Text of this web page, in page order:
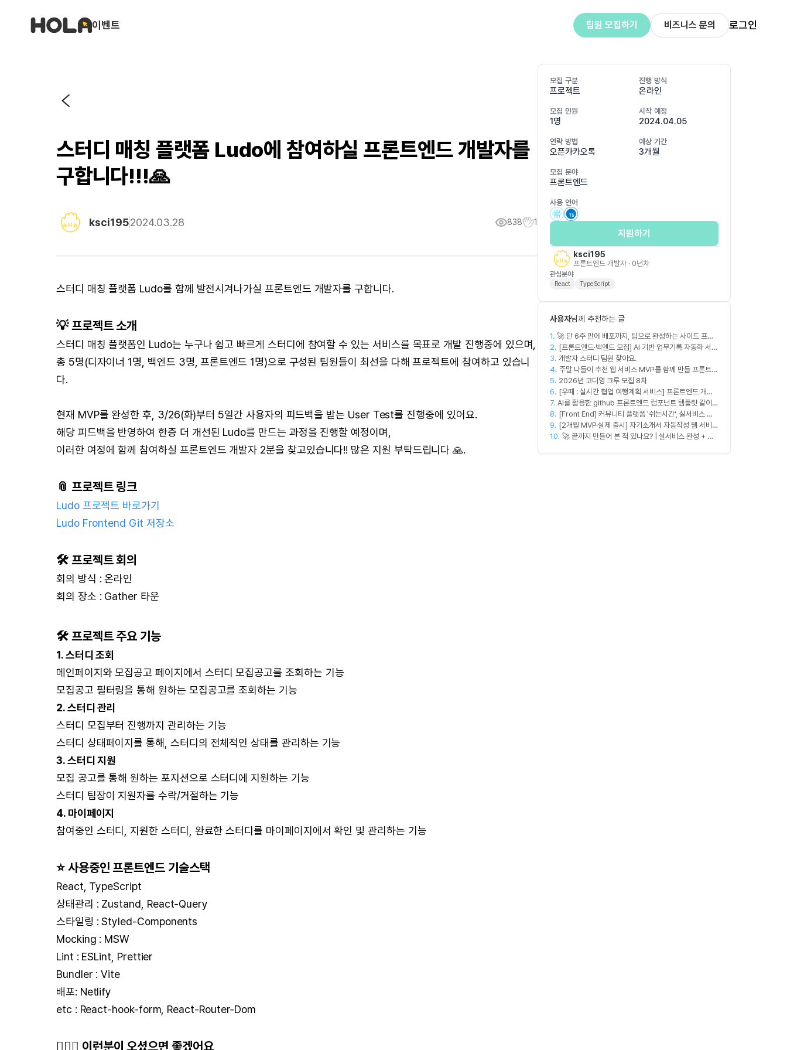
이벤트 팀원 모집하기 비즈니스 문의 로그인
스터디 매칭 플랫폼 Ludo에 참여하실 프론트엔드 개발자를
구합니다!!!🙏
ksci1952024.03.28 838 1
스터디 매칭 플랫폼 Ludo를 함께 발전시겨나가실 프론트엔드 개발자를 구합니다.
💡 프로젝트 소개
스터디 매칭 플랫폼인 Ludo는 누구나 쉽고 빠르게 스터디에 참여할 수 있는 서비스를 목표로 개발 진행중에 있으며,
총 5명(디자이너 1명, 백엔드 3명, 프론트엔드 1명)으로 구성된 팀원들이 최선을 다해 프로젝트에 참여하고 있습니
다.
현재 MVP를 완성한 후, 3/26(화)부터 5일간 사용자의 피드백을 받는 User Test를 진행중에 있어요.
해당 피드백을 반영하여 한층 더 개선된 Ludo를 만드는 과정을 진행할 예정이며,
이러한 여정에 함께 참여하실 프론트엔드 개발자 2분을 찾고있습니다!! 많은 지원 부탁드립니다 🙏.
📎 프로젝트 링크
Ludo 프로젝트 바로가기
Ludo Frontend Git 저장소
🛠 프로젝트 회의
회의 방식 : 온라인
회의 장소 : Gather 타운
🛠 프로젝트 주요 기능
1. 스터디 조회
메인페이지와 모집공고 페이지에서 스터디 모집공고를 조회하는 기능
모집공고 필터링을 통해 원하는 모집공고를 조회하는 기능
2. 스터디 관리
스터디 모집부터 진행까지 관리하는 기능
스터디 상태페이지를 통해, 스터디의 전체적인 상태를 관리하는 기능
3. 스터디 지원
모집 공고를 통해 원하는 포지션으로 스터디에 지원하는 기능
스터디 팀장이 지원자를 수락/거절하는 기능
4. 마이페이지
참여중인 스터디, 지원한 스터디, 완료한 스터디를 마이페이지에서 확인 및 관리하는 기능
⭐️ 사용중인 프론트엔드 기술스택
React, TypeScript
상태관리 : Zustand, React-Query
스타일링 : Styled-Components
Mocking : MSW
Lint : ESLint, Prettier
Bundler : Vite
배포: Netlify
etc : React-hook-form, React-Router-Dom
🙋🏻‍♂️ 이런분이 오셨으면 좋겠어요
모집 구분
프로젝트
진행 방식
온라인
모집 인원
1명
시작 예정
2024.04.05
연락 방법
오픈카카오톡
예상 기간
3개월
모집 분야
프론트엔드
사용 언어
지원하기
ksci195
프론트엔드 개발자 · 0년차
관심분야
React TypeScript
사용자님께 추천하는 글
1. 🚀 단 6주 만에 배포까지, 팀으로 완성하는 사이드 프로
젝트 [스위프 웹 15기] 🚀
2. [프론트엔드·백엔드 모집] AI 기반 업무기록 자동화 서비
스 MVP 개발
3. 개발자 스터디 팀원 찾아요.
4. 주말 나들이 추천 웹 서비스 MVP를 함께 만들 프론트엔
드/디자이너 모집합니다
5. 2026년 코디영 크루 모집 8차
6. [우때 : 실시간 협업 여행계획 서비스] 프론트엔드 개발
자 팀원을 모집합니다
7. AI를 활용한 github 프론트엔드 컴포넌트 템플릿 같이
만드실분
8. [Front End] 커뮤니티 플랫폼 '쉬는시간', 실서비스 출
시 목표
9. [2개월 MVP·실제 출시] 자기소개서 자동작성 웹 서비스
디자이너·프론트엔드·백엔드·AI 엔지니어 모집
10. 🚀 끝까지 만들어 본 적 있나요? | 실서비스 완성 + 수